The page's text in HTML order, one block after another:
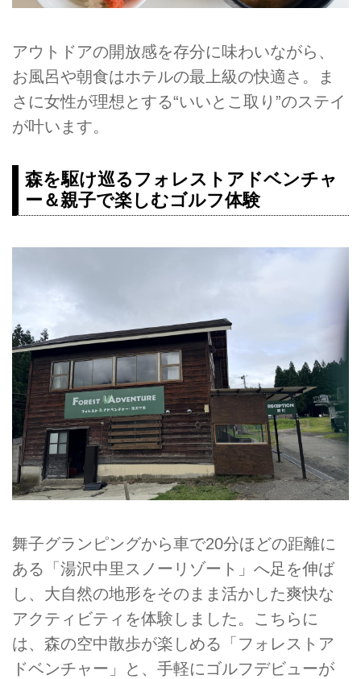
アウトドアの開放感を存分に味わいながら、
お風呂や朝食はホテルの最上級の快適さ。ま
さに女性が理想とする“いいとこ取り”のステイ
が叶います。
森を駆け巡るフォレストアドベンチャ
ー＆親子で楽しむゴルフ体験
舞子グランピングから車で20分ほどの距離に
ある「湯沢中里スノーリゾート」へ足を伸ば
し、大自然の地形をそのまま活かした爽快な
アクティビティを体験しました。こちらに
は、森の空中散歩が楽しめる「フォレストア
ドベンチャー」と、手軽にゴルフデビューが